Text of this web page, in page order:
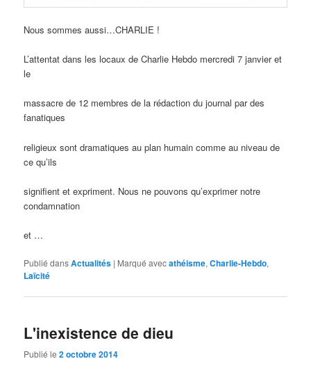
Nous sommes aussi…CHARLIE !
L’attentat dans les locaux de Charlie Hebdo mercredi 7 janvier et
le
massacre de 12 membres de la rédaction du journal par des
fanatiques
religieux sont dramatiques au plan humain comme au niveau de
ce qu’ils
signifient et expriment. Nous ne pouvons qu’exprimer notre
condamnation
et …
Publié dansActualités | Marqué avecathéisme,Charlie-Hebdo,
Laïcité
L'inexistence de dieu
Publié le2 octobre 2014